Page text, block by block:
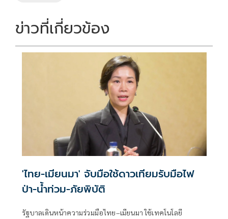
ข่าวที่เกี่ยวข้อง
'ไทย-เมียนมา' จับมือใช้ดาวเทียมรับมือไฟ
ป่า-น้ำท่วม-ภัยพิบัติ
รัฐบาลเดินหน้าความร่วมมือไทย–เมียนมา ใช้เทคโนโลยี